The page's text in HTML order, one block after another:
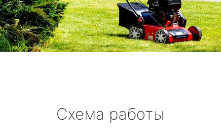
Схема работы